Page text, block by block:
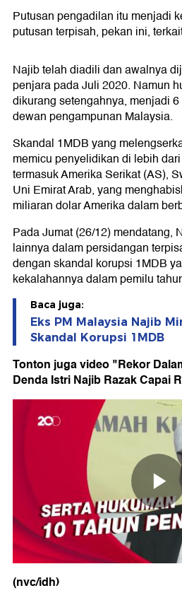
Putusan pengadilan itu menjadi
putusan terpisah, pekan ini,
Najib telah diadili dan awalnya
penjara pada Juli 2020. Namun
dikurang setengahnya, menjadi
dewan pengampunan Malaysia.
Skandal 1MDB yang
memicu penyelidikan di lebih
termasuk Amerika Serikat (AS),
Uni Emirat Arab, yang
miliaran dolar Amerika dalam
Pada Jumat (26/12) mendatang,
lainnya dalam persidangan
dengan skandal korupsi 1MDB
kekalahannya dalam pemilu
Baca juga:
Eks PM Malaysia Najib
Skandal Korupsi 1MDB
Tonton juga video "Rekor
Denda Istri Najib Razak Capai
(nvc/idh)